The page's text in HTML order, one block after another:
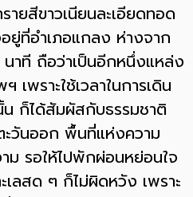
ยสีขาวเนียนละเอียดทอด
ยู่ที่อำเภอแกลง ห่างจาก
าที ถือว่าเป็นอีกหนึ่งแหล่ง
เพราะใช้เวลาในการเดิน
ก็ได้สัมผัสกับธรรมชาติ
ะวันออก พื้นที่แห่งความ
ม รอให้ไปพักผ่อนหย่อนใจ
เลสด ๆ ก็ไม่ผิดหวัง เพราะ